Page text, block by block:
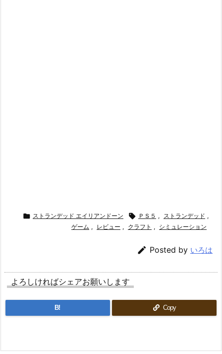
 ストランデッド エイリアンドーン  ＰＳ５ , ストランデッド ,
ゲーム , レビュー , クラフト , シミュレーション
 Posted by いろは
よろしければシェアお願いします
B! Copy